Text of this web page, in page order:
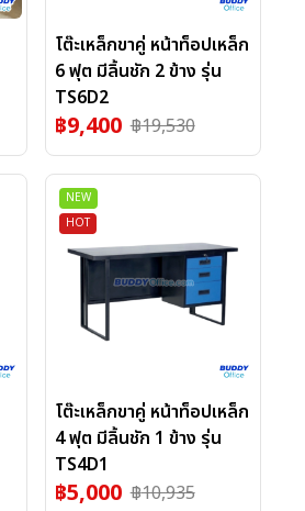
โต๊ะเหล็กขาคู่ หน้าท็อปเหล็ก
6 ฟุต มีลิ้นชัก 2 ข้าง รุ่น
TS6D2
฿9,400 ฿19,530
NEW
HOT
โต๊ะเหล็กขาคู่ หน้าท็อปเหล็ก
4 ฟุต มีลิ้นชัก 1 ข้าง รุ่น
TS4D1
฿5,000 ฿10,935